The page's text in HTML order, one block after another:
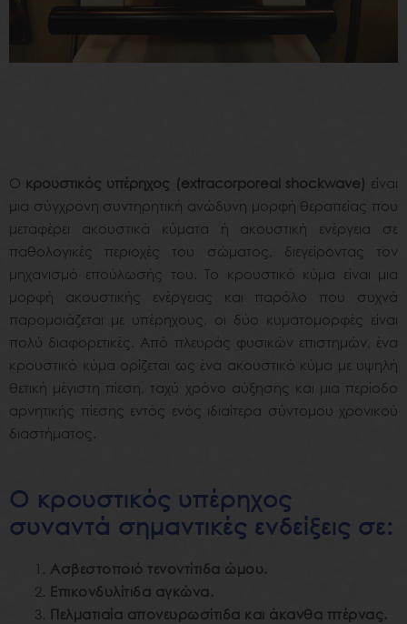
Ο κρουστικός υπέρηχος (extracorporeal shockwave) είναι
μια σύγχρονη συντηρητική ανώδυνη μορφή θεραπείας που
μεταφέρει ακουστικά κύματα ή ακουστική ενέργεια σε
παθολογικές περιοχές του σώματος, διεγείροντας τον
μηχανισμό επούλωσής του.Το κρουστικό κύμα είναι μια
μορφή ακουστικής ενέργειας και παρόλο που συχνά
παρομοιάζεται με υπέρηχους, οι δύο κυματομορφές είναι
πολύ διαφορετικές. Από πλευράς φυσικών επιστημών, ένα
κρουστικό κύμα ορίζεται ως ένα ακουστικό κύμα με υψηλή
θετική μέγιστη πίεση, ταχύ χρόνο αύξησης και μια περίοδο
αρνητικής πίεσης εντός ενός ιδιαίτερα σύντομου χρονικού
διαστήματος.
Ο κρουστικός υπέρηχος
συναντά σημαντικές ενδείξεις σε:
Ασβεστοποιό τενοντίτιδα ώμου.
Επικονδυλίτιδα αγκώνα.
Πελματιαία απονευρωσίτιδα και άκανθα πτέρνας.